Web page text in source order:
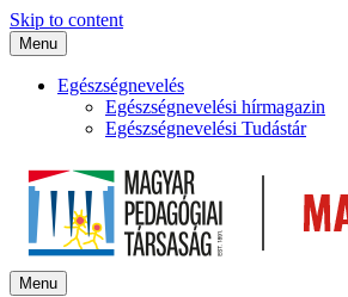
Skip to content
Menu
Egészségnevelés
Egészségnevelési hírmagazin
Egészségnevelési Tudástár
Menu